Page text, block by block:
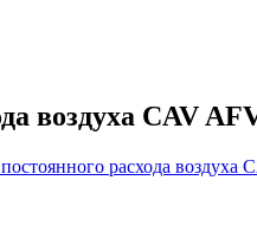
воздуха CAV
расхода воздуха